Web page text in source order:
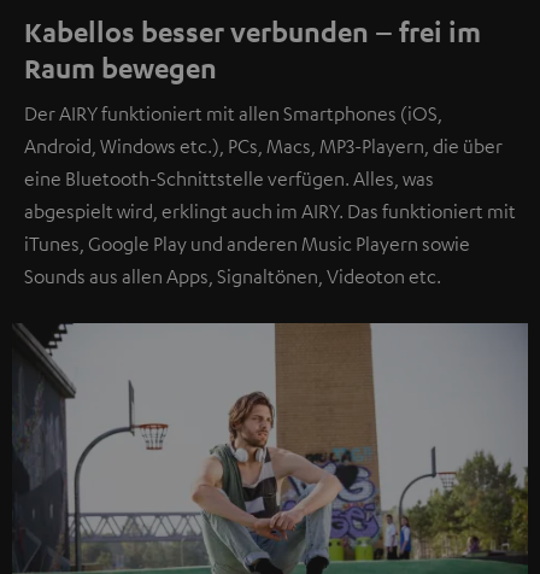
Kabellos besser verbunden – frei im
Raum bewegen
Der AIRY funktioniert mit allen Smartphones (iOS,
Android, Windows etc.), PCs, Macs, MP3-Playern, die über
eine Bluetooth-Schnittstelle verfügen. Alles, was
abgespielt wird, erklingt auch im AIRY. Das funktioniert mit
iTunes, Google Play und anderen Music Playern sowie
Sounds aus allen Apps, Signaltönen, Videoton etc.